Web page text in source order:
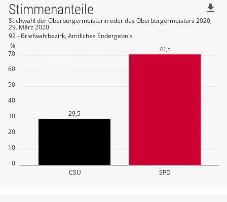
0
10
20
30
40
50
60
70
%
CSU SPD
29,5
70,5
Stimmenanteile
Stichwahl der Oberbürgermeisterin oder des Oberbürgermeisters 2020,
29. März 2020
92 - Briefwahlbezirk, Amtliches Endergebnis
file_download